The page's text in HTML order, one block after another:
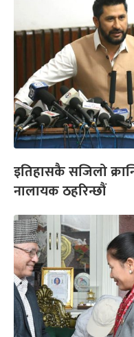
इतिहासकै सजिलो
नालायक ठहरिन्छौं